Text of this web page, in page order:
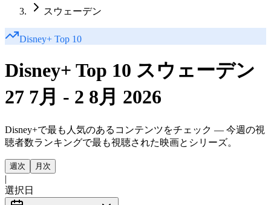
スウェーデン
Disney+ Top 10
Disney+ Top 10 スウェーデン
27 7月 - 2 8月 2026
Disney+で最も人気のあるコンテンツをチェック — 今週の視
聴者数ランキングで最も視聴された映画とシリーズ。
週次 月次
|
選択日